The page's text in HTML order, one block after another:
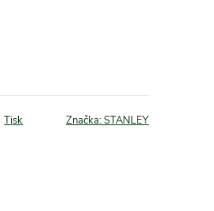
Tisk Značka:STANLEY